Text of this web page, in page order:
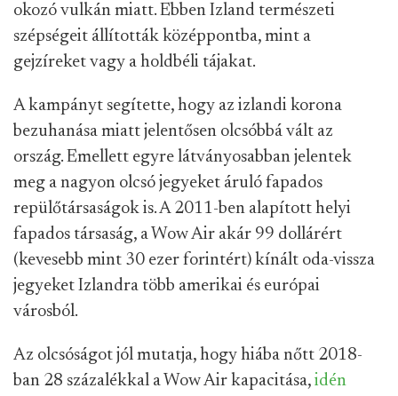
okozó vulkán miatt. Ebben Izland természeti
szépségeit állították középpontba, mint a
gejzíreket vagy a holdbéli tájakat.
A kampányt segítette, hogy az izlandi korona
bezuhanása miatt jelentősen olcsóbbá vált az
ország. Emellett egyre látványosabban jelentek
meg a nagyon olcsó jegyeket áruló fapados
repülőtársaságok is. A 2011-ben alapított helyi
fapados társaság, a Wow Air akár 99 dollárért
(kevesebb mint 30 ezer forintért) kínált oda-vissza
jegyeket Izlandra több amerikai és európai
városból.
Az olcsóságot jól mutatja, hogy hiába nőtt 2018-
ban 28 százalékkal a Wow Air kapacitása, idén